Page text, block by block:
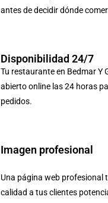
antes de decidir dónde
Disponibilidad 24/7
Tu restaurante en Bedmar Y
abierto online las 24 horas
pedidos.
Imagen profesional
Una página web profesional
calidad a tus clientes